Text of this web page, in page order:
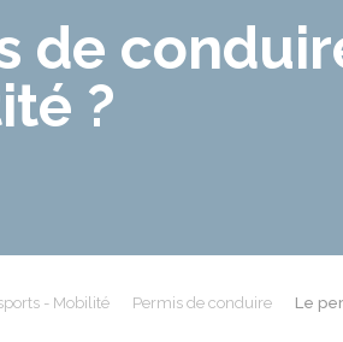
de
?
- Mobilité Permis de conduire
Le